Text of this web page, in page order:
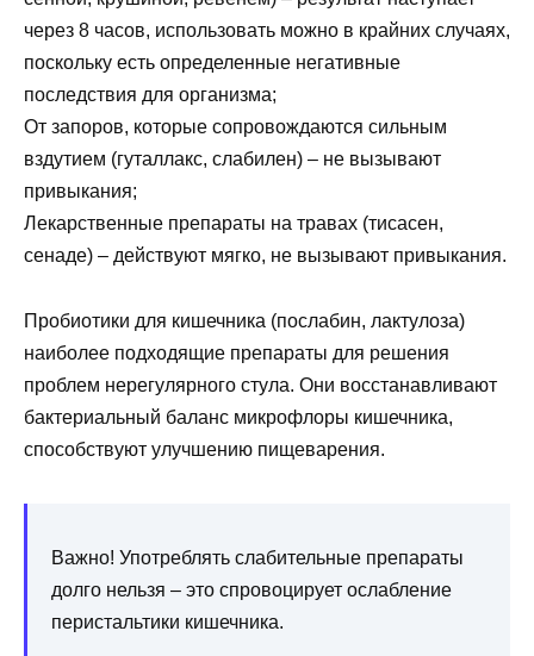
через 8 часов, использовать можно в крайних случаях,
поскольку есть определенные негативные
последствия для организма;
От запоров, которые сопровождаются сильным
вздутием (гуталлакс, слабилен) – не вызывают
привыкания;
Лекарственные препараты на травах (тисасен,
сенаде) – действуют мягко, не вызывают привыкания.
Пробиотики для кишечника (послабин, лактулоза)
наиболее подходящие препараты для решения
проблем нерегулярного стула. Они восстанавливают
бактериальный баланс микрофлоры кишечника,
способствуют улучшению пищеварения.
Важно! Употреблять слабительные препараты
долго нельзя – это спровоцирует ослабление
перистальтики кишечника.